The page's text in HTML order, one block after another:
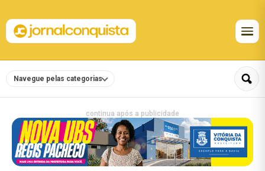
Navegue pelas categorias
continua após a publicidade